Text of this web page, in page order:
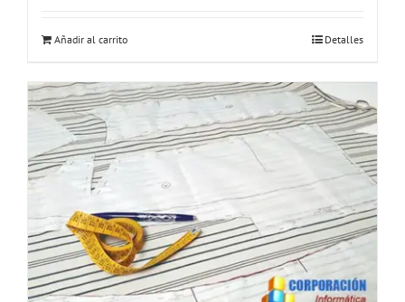
era:
325,00€.12,95€.
Añadir al carrito Detalles